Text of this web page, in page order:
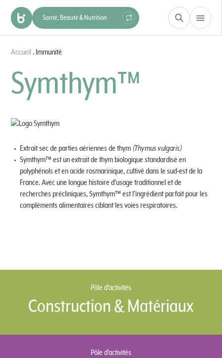
Santé, Beauté & Nutrition
Hygiène & Protection
Accueil .Immunité
Symthym™
Extrait sec de parties aériennes de thym (Thymus vulgaris)
Symthym™ est un extrait de thym biologique standardisé en
polyphénols et en acide rosmarinique, cultivé dans le sud-est de la
France. Avec une longue histoire d’usage traditionnel et de
recherches précliniques, Symthym™ est l’ingrédient parfait pour les
compléments alimentaires ciblant les voies respiratoires.
Pôle d’activités
Construction & Matériaux
Pôle d’activités